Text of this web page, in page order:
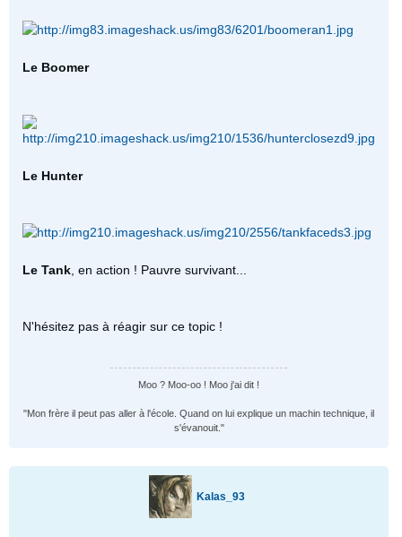
Le Boomer
Le Hunter
Le Tank, en action ! Pauvre survivant...
N'hésitez pas à réagir sur ce topic !
Moo ? Moo-oo ! Moo j'ai dit !
"Mon frère il peut pas aller à l'école. Quand on lui explique un machin technique, il
s'évanouit."
Kalas_93